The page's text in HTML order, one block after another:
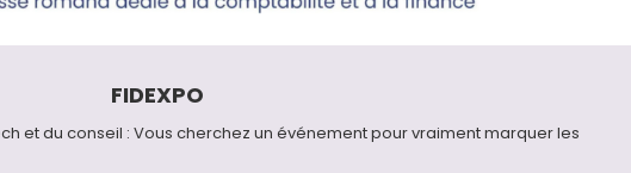
FIDEXPO
et du conseil : Vous cherchez un événement pour vraiment marquer les